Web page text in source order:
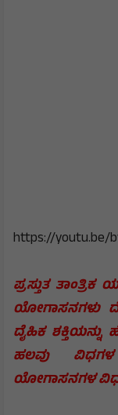
https://youtu.be/
ಪ್ರಸ್ತುತ
ಯೋಗಾಸನಗಳು
ದೈಹಿಕ
ಹಲವು
ಯೋಗಾಸನಗಳ